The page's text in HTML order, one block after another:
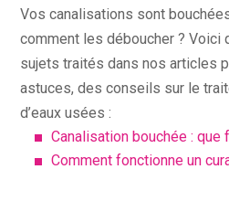
Vos canalisations sont
comment les déboucher ? Voici
sujets traités dans nos articles
astuces, des conseils sur le
d’eaux usées :
Canalisation bouchée : que
Comment fonctionne un